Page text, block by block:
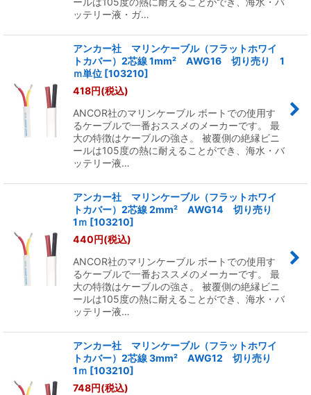
ッテリー液・ガ…
アンカー社 マリンケーブル（フラットホワイ
トカバー）2芯線 1mm² AWG16 切り売り 1
ｍ単位 [103210]
418円(税込)
ANCOR社のマリンケーブル ボートでの使用す
るケーブルで一番おススメのメーカーです。 最
大の特徴はケーブルの強さ。 被覆側の絶縁ビニ
ールは105度の熱に耐えることができ、海水・バ
ッテリー液…
アンカー社 マリンケーブル（フラットホワイ
トカバー）2芯線 2mm² AWG14 切り売り
1ｍ [103210]
440円(税込)
ANCOR社のマリンケーブル ボートでの使用す
るケーブルで一番おススメのメーカーです。 最
大の特徴はケーブルの強さ。 被覆側の絶縁ビニ
ールは105度の熱に耐えることができ、海水・バ
ッテリー液…
アンカー社 マリンケーブル（フラットホワイ
トカバー）2芯線 3mm² AWG12 切り売り
1ｍ [103210]
748円(税込)